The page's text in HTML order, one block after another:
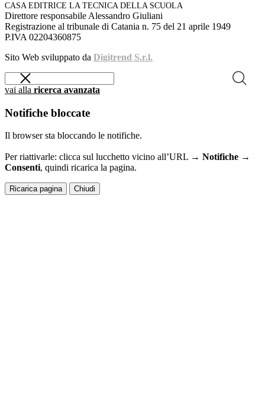
CASA EDITRICE LA TECNICA DELLA SCUOLA
Direttore responsabile Alessandro Giuliani
Registrazione al tribunale di Catania n. 75 del 21 aprile 1949
P.IVA 02204360875
Sito Web sviluppato da Digitrend S.r.l.
vai alla ricerca avanzata
Notifiche bloccate
Il browser sta bloccando le notifiche.
Per riattivarle: clicca sul lucchetto vicino all’URL → Notifiche →
Consenti, quindi ricarica la pagina.
Ricarica pagina Chiudi